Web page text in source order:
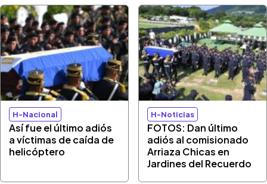
H-Nacional
Así fue el último adiós
a víctimas de caída de
helicóptero
H-Noticias
FOTOS: Dan último
adiós al comisionado
Arriaza Chicas en
Jardines del Recuerdo